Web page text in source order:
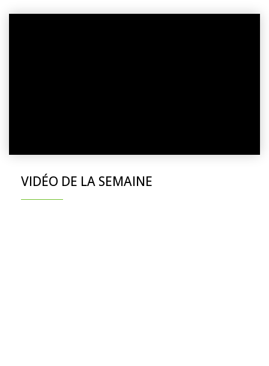
VIDÉO DE LA SEMAINE